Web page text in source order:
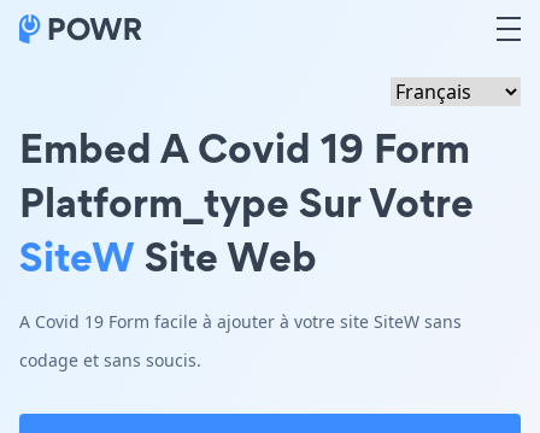
Embed A Covid 19 Form
Platform_type Sur Votre
SiteWSite Web
A Covid 19 Form facile à ajouter à votre site SiteW sans
codage et sans soucis.